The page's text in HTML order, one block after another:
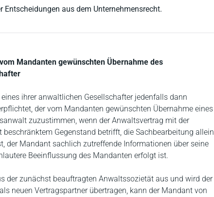
aus dem Unternehmensrecht.
Mandanten gewünschten Übernahme des
ihrer anwaltlichen Gesellschafter jedenfalls dann
der vom Mandanten gewünschten Übernahme eines
zuzustimmen, wenn der Anwaltsvertrag mit der
Gegenstand betrifft, die Sachbearbeitung allein
der Mandant sachlich zutreffende Informationen über seine
Beeinflussung des Mandanten erfolgt ist.
der zunächst beauftragten Anwaltssozietät aus und wird der
neuen Vertragspartner übertragen, kann der Mandant von